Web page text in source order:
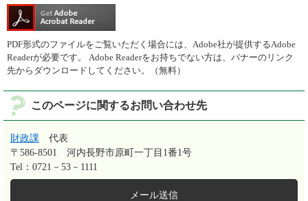
PDF形式のファイルをご覧いただく場合には、Adobe社が提供するAdobe
Readerが必要です。
Adobe Readerをお持ちでない方は、バナーのリンク
先からダウンロードしてください。（無料）
このページに関するお問い合わせ先
財政課
代表
〒586-8501
河内長野市原町一丁目1番1号
Tel：0721－53－1111
メール送信